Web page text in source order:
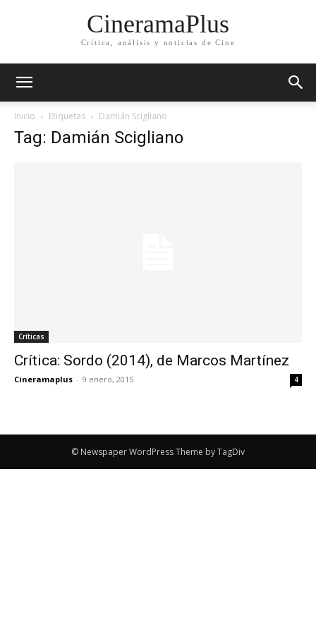
CineramaPlus
Crítica, análisis y noticias de Cine
Inicio Etiquetas Damián Scigliano
Tag: Damián Scigliano
Críticas
Crítica: Sordo (2014), de Marcos Martínez
Cineramaplus - 9 enero, 2015 4
© Newspaper WordPress Theme by TagDiv